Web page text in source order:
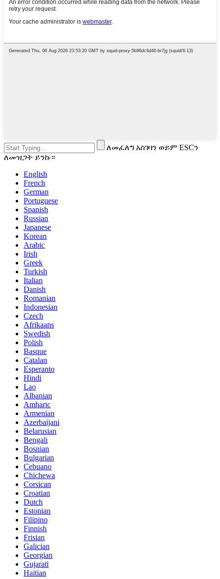
ለመፈለግ አስገባን ወይም ESCን
ለመዝጋት ይንኩ።
English
French
German
Portuguese
Spanish
Russian
Japanese
Korean
Arabic
Irish
Greek
Turkish
Italian
Danish
Romanian
Indonesian
Czech
Afrikaans
Swedish
Polish
Basque
Catalan
Esperanto
Hindi
Lao
Albanian
Amharic
Armenian
Azerbaijani
Belarusian
Bengali
Bosnian
Bulgarian
Cebuano
Chichewa
Corsican
Croatian
Dutch
Estonian
Filipino
Finnish
Frisian
Galician
Georgian
Gujarati
Haitian